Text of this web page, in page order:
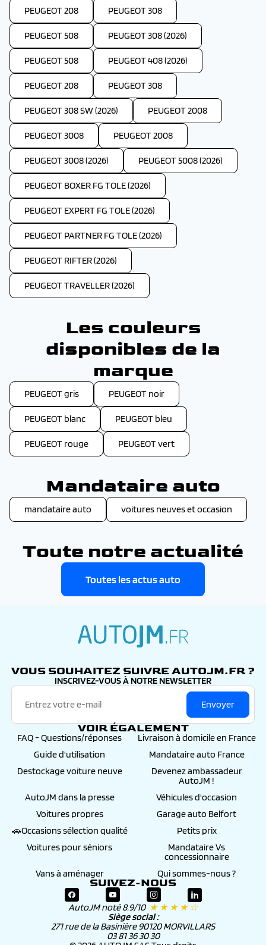
PEUGEOT 208 PEUGEOT 308
PEUGEOT 508 PEUGEOT 308 (2026)
PEUGEOT 508 PEUGEOT 408 (2026)
PEUGEOT 208 PEUGEOT 308
PEUGEOT 308 SW (2026) PEUGEOT 2008
PEUGEOT 3008 PEUGEOT 2008
PEUGEOT 3008 (2026) PEUGEOT 5008 (2026)
PEUGEOT BOXER FG TOLE (2026)
PEUGEOT EXPERT FG TOLE (2026)
PEUGEOT PARTNER FG TOLE (2026)
PEUGEOT RIFTER (2026)
PEUGEOT TRAVELLER (2026)
Les couleurs
disponibles de la
marque
PEUGEOT gris PEUGEOT noir
PEUGEOT blanc PEUGEOT bleu
PEUGEOT rouge PEUGEOT vert
Mandataire auto
mandataire auto voitures neuves et occasion
Toute notre actualité
Toutes les actus auto
VOUS SOUHAITEZ SUIVRE AUTOJM.FR ?
INSCRIVEZ-VOUS À NOTRE NEWSLETTER
Envoyer
VOIR ÉGALEMENT
FAQ - Questions/réponses
Livraison à domicile en France
Guide d'utilisation
Mandataire auto France
Destockage voiture neuve
Devenez ambassadeur
AutoJM !
AutoJM dans la presse
Véhicules d'occasion
Voitures propres
Garage auto Belfort
🚗Occasions sélection qualité
Petits prix
Voitures pour séniors
Mandataire Vs
concessionnaire
Vans à aménager
Qui sommes-nous ?
SUIVEZ-NOUS
AutoJM noté 8.9/10 ★ ★ ★ ★ ☆
Siège social :
271 rue de la Basinière 90120 MORVILLARS
03 81 36 30 30